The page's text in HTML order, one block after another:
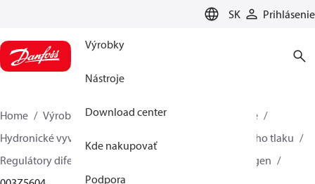
SK Prihlásenie
Výrobky
Nástroje
Download center
Kde nakupovať
Podpora
Home Výrobky
Climate Solutions pre vykurovanie
Hydronické vyváženie sústavy
Regulátor diferenčného tlaku
Regulátory diferenčného tlaku
ASV-PV 4 gen